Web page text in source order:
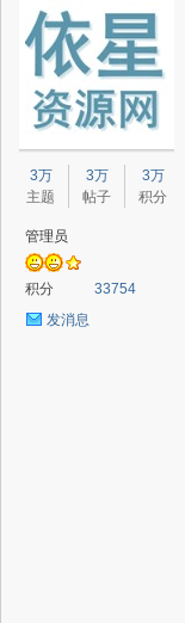
3万
主题
3万
帖子
3万
积分
管理员
积分
33754
发消息